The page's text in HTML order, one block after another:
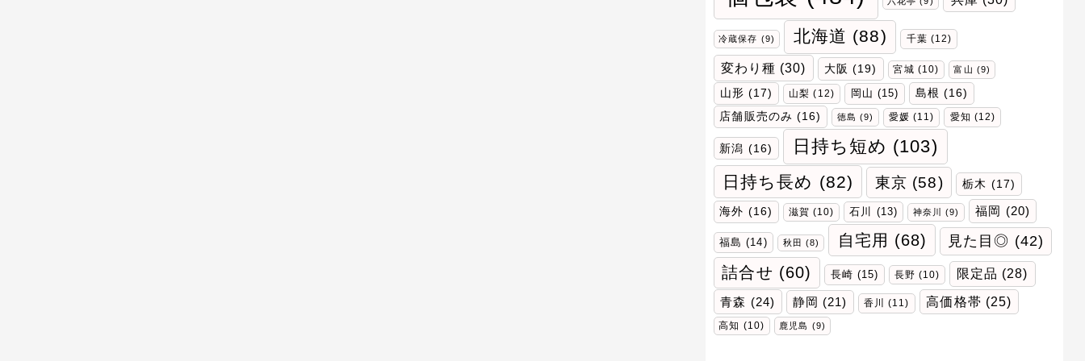
冷蔵保存 (9) 北海道 (88) 千葉 (12)
変わり種 (30) 大阪 (19) 宮城 (10) 富山 (9)
山形 (17) 山梨 (12) 岡山 (15) 島根 (16)
店舗販売のみ (16) 徳島 (9) 愛媛 (11) 愛知 (12)
新潟 (16) 日持ち短め (103)
日持ち長め (82) 東京 (58) 栃木 (17)
海外 (16) 滋賀 (10) 石川 (13) 神奈川 (9) 福岡 (20)
福島 (14) 秋田 (8) 自宅用 (68) 見た目◎ (42)
詰合せ (60) 長崎 (15) 長野 (10) 限定品 (28)
青森 (24) 静岡 (21) 香川 (11) 高価格帯 (25)
高知 (10) 鹿児島 (9)